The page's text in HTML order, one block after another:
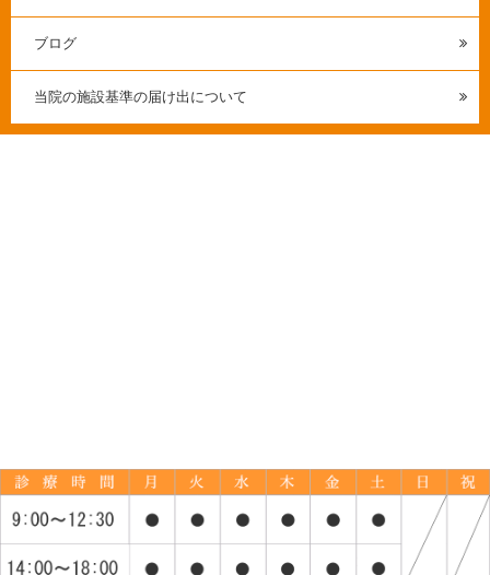
ブログ
当院の施設基準の届け出について